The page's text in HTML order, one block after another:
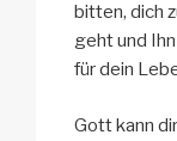
bitten, dich
geht und
für dein
Gott kann